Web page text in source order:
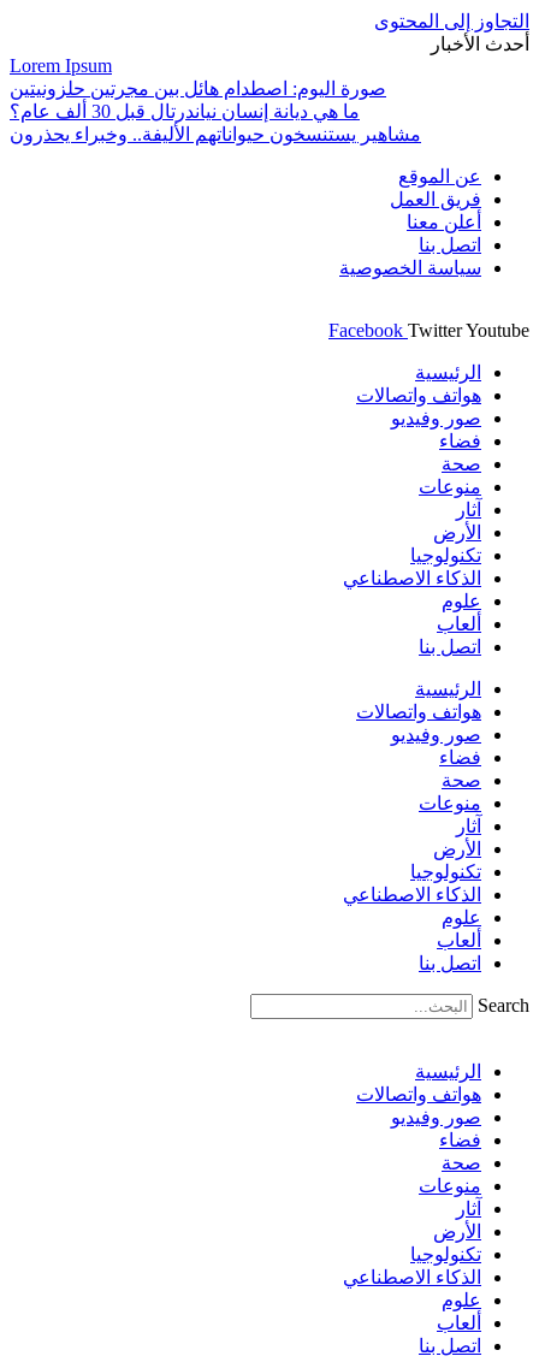
التجاوز إلى المحتوى
أحدث الأخبار
Lorem Ipsum
صورة اليوم: اصطدام هائل بين مجرتين حلزونيتين
ما هي ديانة إنسان نياندرتال قبل 30 ألف عام؟
مشاهير يستنسخون حيواناتهم الأليفة.. وخبراء يحذرون
عن الموقع
فريق العمل
أعلن معنا
اتصل بنا
سياسة الخصوصية
Facebook TwitterYoutube
الرئيسية
هواتف واتصالات
صور وفيديو
فضاء
صحة
منوعات
آثار
الأرض
تكنولوجيا
الذكاء الاصطناعي
علوم
ألعاب
اتصل بنا
الرئيسية
هواتف واتصالات
صور وفيديو
فضاء
صحة
منوعات
آثار
الأرض
تكنولوجيا
الذكاء الاصطناعي
علوم
ألعاب
اتصل بنا
Search
الرئيسية
هواتف واتصالات
صور وفيديو
فضاء
صحة
منوعات
آثار
الأرض
تكنولوجيا
الذكاء الاصطناعي
علوم
ألعاب
اتصل بنا